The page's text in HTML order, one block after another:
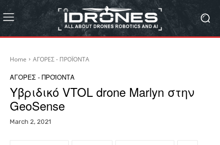
Home ΑΓΟΡΕΣ - ΠΡΟΪΟΝΤΑ
ΑΓΟΡΕΣ - ΠΡΟΪΟΝΤΑ
Υβριδικό VTOL drone Marlyn στην
GeoSense
March 2, 2021